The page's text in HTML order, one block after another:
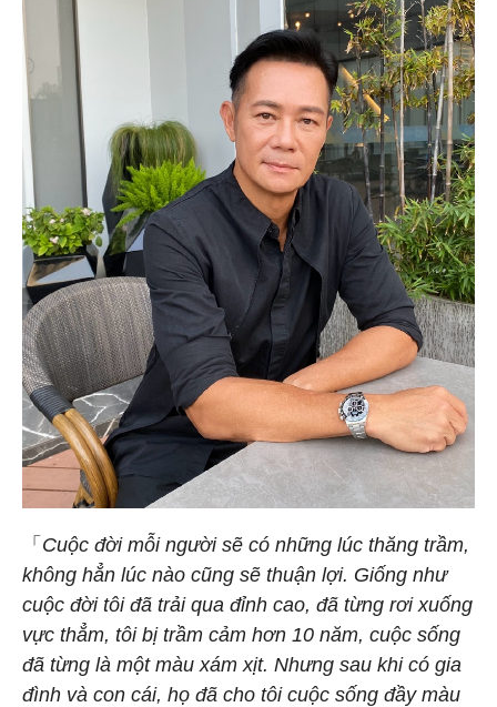
「 Cuộc đời mỗi người sẽ có những lúc thăng trầm,
không hẳn lúc nào cũng sẽ thuận lợi. Giống như
cuộc đời tôi đã trải qua đỉnh cao, đã từng rơi xuống
vực thẳm, tôi bị trầm cảm hơn 10 năm, cuộc sống
đã từng là một màu xám xịt. Nhưng sau khi có gia
đình và con cái, họ đã cho tôi cuộc sống đầy màu